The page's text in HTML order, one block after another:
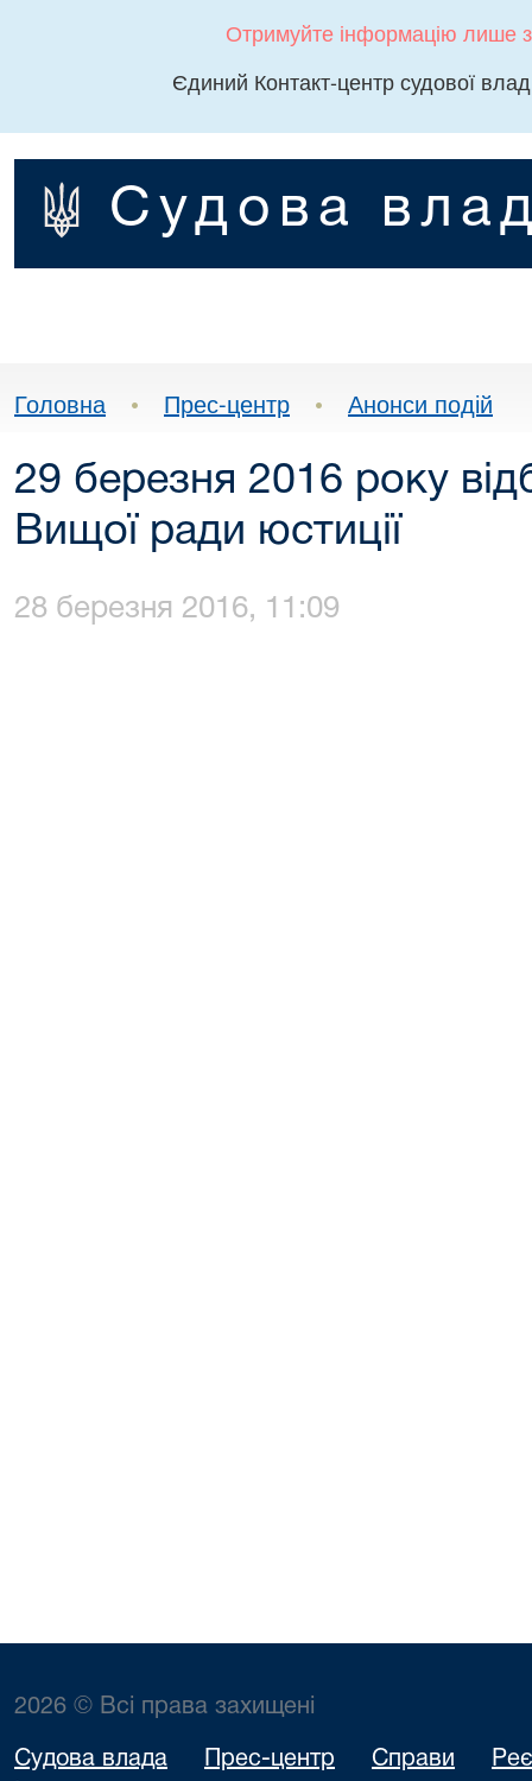
Отримуйте інформацію лише
Єдиний Контакт-центр судової
Судова
Головна • Прес-центр • Анонси подій
29 березня 2016 року
Вищої ради юстиції
28 березня 2016, 11:09
2026 © Всі права захищені
Судова влада Прес-центр Справи